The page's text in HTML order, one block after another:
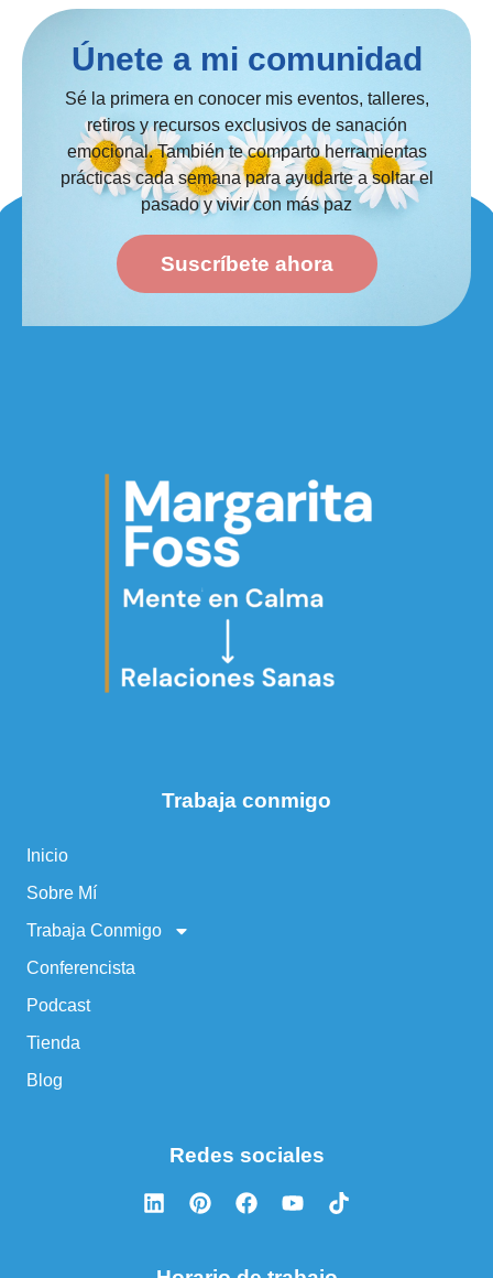
Únete a mi comunidad
Sé la primera en conocer mis eventos, talleres,
retiros y recursos exclusivos de sanación
emocional. También te comparto herramientas
prácticas cada semana para ayudarte a soltar el
pasado y vivir con más paz
Suscríbete ahora
Trabaja conmigo
Inicio
Sobre Mí
Trabaja Conmigo
Conferencista
Podcast
Tienda
Blog
Redes sociales